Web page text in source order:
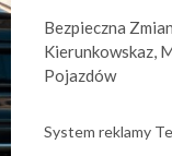
Bezpieczna
Kierunkowskaz,
Pojazdów
System reklamy